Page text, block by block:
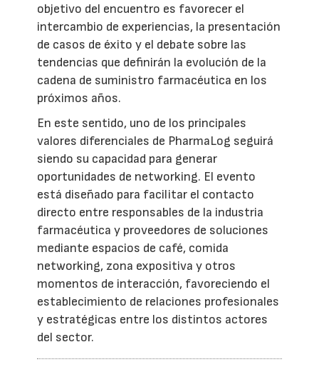
objetivo del encuentro es favorecer el
intercambio de experiencias, la presentación
de casos de éxito y el debate sobre las
tendencias que definirán la evolución de la
cadena de suministro farmacéutica en los
próximos años.
En este sentido, uno de los principales
valores diferenciales de PharmaLog seguirá
siendo su capacidad para generar
oportunidades de networking. El evento
está diseñado para facilitar el contacto
directo entre responsables de la industria
farmacéutica y proveedores de soluciones
mediante espacios de café, comida
networking, zona expositiva y otros
momentos de interacción, favoreciendo el
establecimiento de relaciones profesionales
y estratégicas entre los distintos actores
del sector.